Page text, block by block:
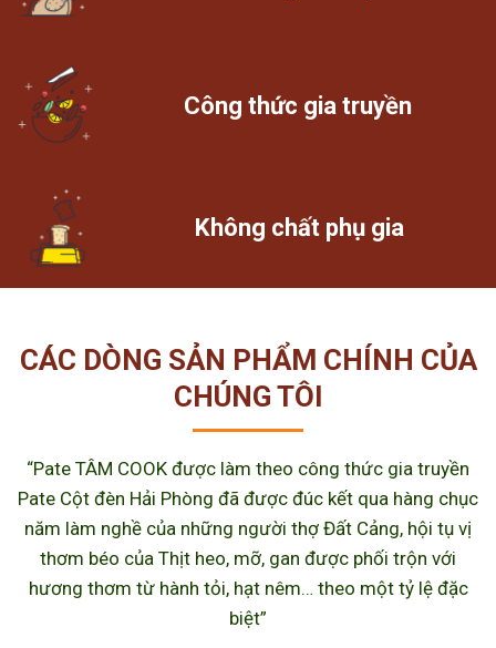
Công thức gia truyền
Không chất phụ gia
CÁC DÒNG SẢN PHẨM CHÍNH CỦA
CHÚNG TÔI
“Pate TÂM COOK được làm theo công thức gia truyền
Pate Cột đèn Hải Phòng đã được đúc kết qua hàng chục
năm làm nghề của những người thợ Đất Cảng, hội tụ vị
thơm béo của Thịt heo, mỡ, gan được phối trộn với
hương thơm từ hành tỏi, hạt nêm… theo một tỷ lệ đặc
biệt”